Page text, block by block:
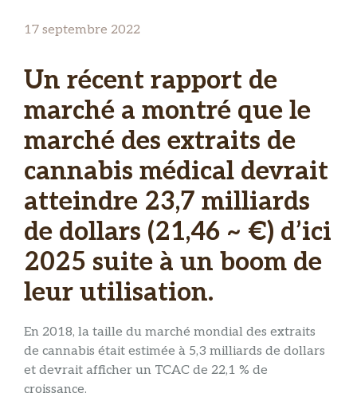
17 septembre 2022
Un récent rapport de
marché a montré que le
marché des extraits de
cannabis médical devrait
atteindre 23,7 milliards
de dollars (21,46 ~ €) d’ici
2025 suite à un boom de
leur utilisation.
En 2018, la taille du marché mondial des extraits
de cannabis était estimée à 5,3 milliards de dollars
et devrait afficher un TCAC de 22,1 % de
croissance.